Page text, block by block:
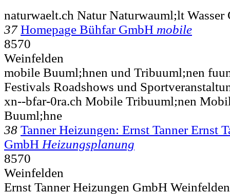
naturwaelt.ch Natur Naturwauml;lt Wasser
37 Homepage Bühfar GmbH mobile
8570
Weinfelden
mobile Buuml;hnen und Tribuuml;nen
Festivals Roadshows und
xn--bfar-0ra.ch Mobile Tribuuml;nen
Buuml;hne
38 Tanner Heizungen: Ernst Tanner Ernst
GmbH Heizungsplanung
8570
Weinfelden
Ernst Tanner Heizungen GmbH